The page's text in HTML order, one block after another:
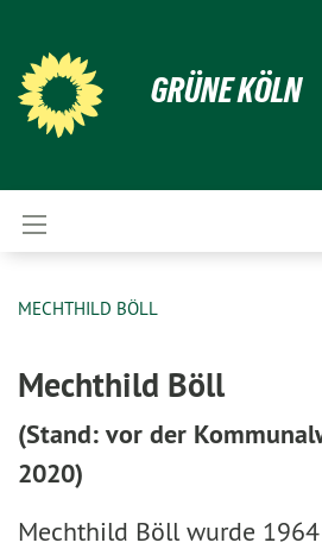
GRÜNE KÖLN
MECHTHILD BÖLL
Mechthild Böll
(Stand: vor der
2020)
Mechthild Böll wurde